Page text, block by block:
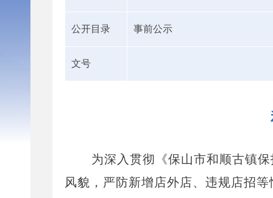
公开目录 事前公示
文号
为深入贯彻《保山市和顺古镇
风貌，严防新增店外店、违规店招等